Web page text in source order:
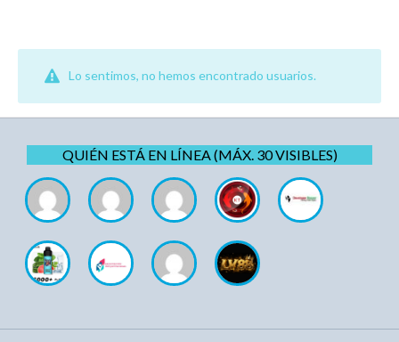
Lo sentimos, no hemos encontrado usuarios.
QUIÉN ESTÁ EN LÍNEA (MÁX. 30 VISIBLES)